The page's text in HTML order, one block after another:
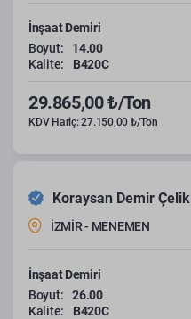
İnşaat Demiri
Boyut:
14.00
Kalite:
B420C
29.865,00 ₺/Ton
KDV Hariç: 27.150,00 ₺/Ton
Koraysan Demir Çelik
İZMİR - MENEMEN
İnşaat Demiri
Boyut:
26.00
Kalite:
B420C